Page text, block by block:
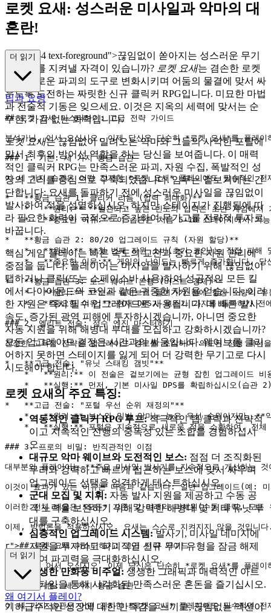
로켓 요새: 성스러운 미사일과 악마의 대
혼란!
ass="mb-4 text-foreground">끊임없이 쏟아지는 성스러운 무기
로 인류를 지켜낼 자격이 있습니까? 로켓 요새는 겸손한 로켓
을 정의로운 파괴의 도구로 변화시키며 어둠의 물결에 맞서 싸
우도록 도전하는 짜릿한 신규 클릭커 RPG입니다. 미묘한 마법
과 전술적 기동은 잊으세요. 이것은 지옥의 세력에 맞서는 순
수한, 가감 없는 화력입니다.
로켓 요새는 끊임없이 밀려오는 악마와 그들의 사악한 포탈에
맞서 최후의 방어선 역할을 하는 당신을 보여줍니다. 이 매력
적인 클릭커 RPG는 만족스러운 파괴, 자원 수집, 폭발적인 성
장의 고리를 중심으로 구축되었습니다. 임무는 겉보기에는 간
단합니다: 요새를 돌파하기 전에 성스러운 미사일을 끊임없이
발사하여 적을 섬멸하십시오. 하지만 스테이지가 진행됨에 따
라 필요한 화력이 극적으로 증가하여 무기고를 전략적 투자로
바꿉니다.
핵심 게임 플레이는 빠른 속도의 교전과 중요한 자원 관리에
중점을 둡니다. 플레이어는 미사일을 발사하기 위해 끊임없이
탭하거나 클릭(또는 스페이스바 사용)하여 성공적인 모든 킬
에서 다이아몬드와 코인과 같은 귀중한 자원을 얻습니다. 이러
한 자원은 즉시 필수 업그레이드로 사용됩니다. 더 빠른 발사
속도, 증가된 광역 피해에 투자하시겠습니까, 아니면 중요한
자동 지원을 위해 해병대 부대를 모집하고 강화하시겠습니까?
모든 업그레이드 결정은 시간과의 싸움입니다. 웨이브를 클리
어하지 못하면 스테이지를 잃게 되어 더 강력한 무기고로 다시
시도해야 합니다.
로켓 요새의 주요 특징:
역동적인 클릭커 RPG 루프:적극적인 탭/클릭과 전략적
이고 지속적인 진행의 중독성 있는 조합을 경험하십시
오.
대규모 악마 웨이브와 도전적인 보스: 점점 더 조직화된
무리와 강력하고 빠르게 접근하는 보스에 맞서 싸우며
업그레이드 선택을 엄격하게 테스트하십시오.
군대 모집 및 지휘: 자동 발사 지원을 제공하고 수동 공
격 노력을 보완하기 위해 강력한 해병대 및 기타 유닛 부
대를 구축하십시오.
심층적인 업그레이드 시스템:발사기, 미사일 데미지에
자원을 투자하고 파괴적인 신규 무기 유형을 잠금 해제
하여 파괴력을 극대화하십시오.
생생한 만화풍 비주얼: 생생한 그래픽과 매력적인 아트
스타일을 통해 시각화된 만족스러운 혼돈을 즐기십시오.
기하급수적인 성장에 대한 만족감을 느끼고, 끊임없는 액션이
더 읽기
팁과 요령
## 로켓 요새 마스터하기: 고급 전략 가이드
분석가님, 어서 오십시오. 이제 당신은 단순히 *로켓 요새*를 플레
### 1. 기본: 세 가지 황금 습관
이 세 가지 습관은 어떤 진지한 *로켓 요새* 플레이에도 필수적인
*   **황금 습관 1: 클리커 리듬 (입력 최대화)**
*   **원리:** **일관되고 높은 빈도의 입력은 초반 게임에서
*   **중요한 이유:** 이 습관은 처음 5-10 스테이지에서 가능
*   **황금 습관 2: 80/20 업그레이드 규칙 (자원 할당)**
*   **원리:** **첫 번째 자원 소비(초기 코인)는 직접 피해
*   **중요한 이유:** 게임의 난이도는 빠르게 증가합니다. 당
*   **황금 습관 3: 보스 웨이브 은행 (버스트 경제)**
*   **원리:** **보스 웨이브로 들어가기 전에 항상 소량의 유
*   **중요한 이유:** 현재 DPS가 보스가 기지를 돌파하기 전
### 2. 엘리트 전술: 점수 엔진 마스터하기
진정한 고득점 전략은 업그레이드 경로를 조작하여 의도된 진행 곡
*   **고급 전술: "유닛 스태킹 갬빗"**
*   **원리:** 이 전술은 겉보기에는 균형 잡힌 업그레이드 비
*   **실행:** 먼저, 기본 미사일 DPS를 확립하십시오(습관
*   **고급 전술: "포털 우선 순위 재정의"**
*   **원리:** 보스와 일반 악마는 높은 우선 순위이지만, **
*   **실행:** 포털은 지속적으로 새로운 적을 소환하여, 전체
### 3. 프로의 비밀: 반직관적인 이점
대부분의 플레이어는 **주요 미사일 발사기를 지속적으로 개선하
이것이 효과가 있는 이유는 다음과 같습니다: 일반 업그레이드(예
이러한 전체 배율은 *모든* 기존 및 미래의 피해원(수동 클릭, 모든
r">## 로켓 요새 마스터하기: 고급 전략 가이드
분석가님, 어서 오십시오. 이제 당신은 단순히 *로켓 요새*를 플레
### 1. 기본: 세 가지 황금 습관
이 세 가지 습관은 어떤 진지한 *로켓 요새* 플레이에도 필수적인
더 읽기
왜 여기서 플레이?